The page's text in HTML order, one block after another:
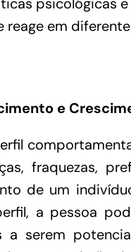
psicológicas
em
e
fraquezas,
de um
a pessoa
a serem